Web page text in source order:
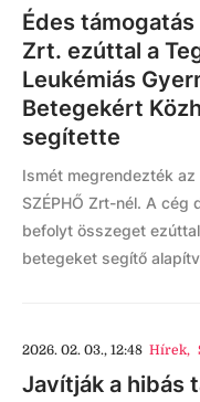
Édes támogatás
Zrt. ezúttal a
Leukémiás
Betegekért
segítette
Ismét megrendezték
SZÉPHŐ Zrt-nél. A
befolyt összeget
betegeket segítő
2026. 02. 03., 12:48 Hírek,
Javítják a hibás